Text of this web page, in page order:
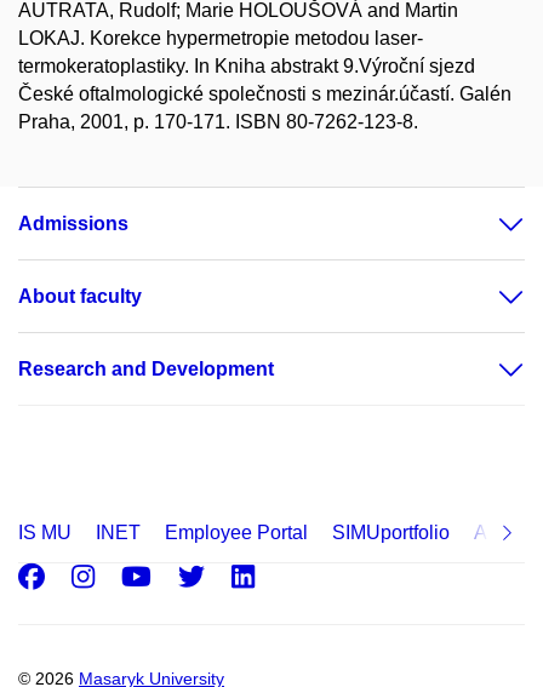
AUTRATA, Rudolf; Marie HOLOUŠOVÁ and Martin
LOKAJ. Korekce hypermetropie metodou laser-
termokeratoplastiky. In Kniha abstrakt 9.Výroční sjezd
České oftalmologické společnosti s mezinár.účastí. Galén
Praha, 2001, p. 170-171. ISBN 80-7262-123-8.
Admissions
About faculty
Research and Development
IS MU INET Employee Portal SIMUportfolio
© 2026 Masaryk University
Facebook
Instagram
Youtube
Twitter